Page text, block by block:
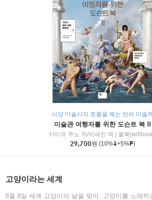
서양 미술사의 흐름을 꿰는 반려 미술
미술관 여행자를 위한 도슨트 북 II
카미유 주노 저/이세진 역
윌북
29,700원 (10% +5% )
고양이라는 세계
8월 8일 세계 고양이의 날을 맞아, 고양이를 노래하